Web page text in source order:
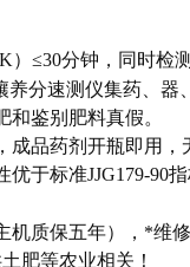
）≤30分钟，同时检
养分速测仪集药、器
鉴别肥料真假。
成品药剂开瓶即用，
于标准JJG179-90
机质保五年），*维
肥等农业相关！